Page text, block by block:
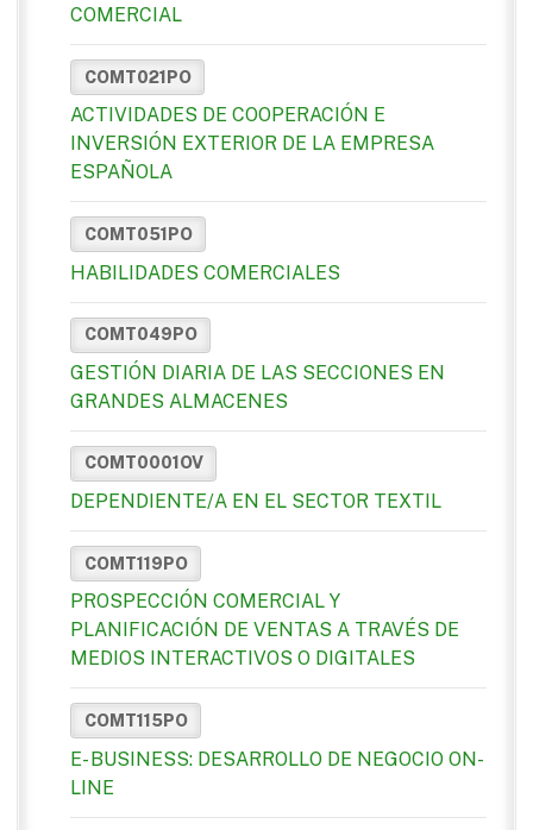
COMERCIAL
COMT021PO
ACTIVIDADES DE COOPERACIÓN E
INVERSIÓN EXTERIOR DE LA EMPRESA
ESPAÑOLA
COMT051PO
HABILIDADES COMERCIALES
COMT049PO
GESTIÓN DIARIA DE LAS SECCIONES EN
GRANDES ALMACENES
COMT0001OV
DEPENDIENTE/A EN EL SECTOR TEXTIL
COMT119PO
PROSPECCIÓN COMERCIAL Y
PLANIFICACIÓN DE VENTAS A TRAVÉS DE
MEDIOS INTERACTIVOS O DIGITALES
COMT115PO
E- BUSINESS: DESARROLLO DE NEGOCIO ON-
LINE